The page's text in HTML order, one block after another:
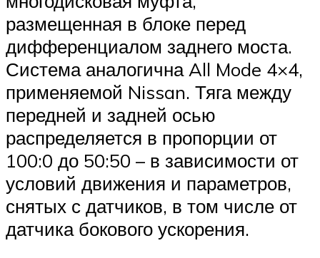
размещенная в блоке перед
дифференциалом заднего моста.
Система аналогична All Mode 4×4,
применяемой Nissan. Тяга между
передней и задней осью
распределяется в пропорции от
100:0 до 50:50 – в зависимости от
условий движения и параметров,
снятых с датчиков, в том числе от
датчика бокового ускорения.